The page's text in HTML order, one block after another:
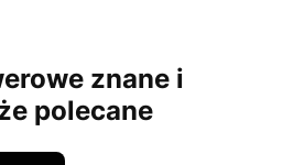
znane i
polecane